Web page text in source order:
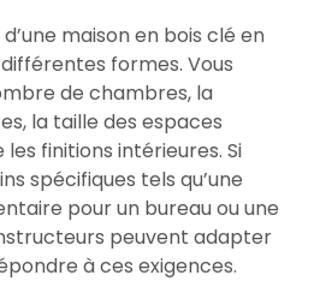
maison en bois clé en
formes. Vous
de chambres, la
la taille des espaces
finitions intérieures. Si
spécifiques tels qu’une
pour un bureau ou une
peuvent adapter
à ces exigences.